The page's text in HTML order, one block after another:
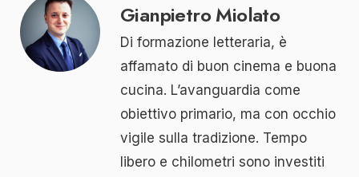
Gianpietro Miolato
Di formazione letteraria, è
affamato di buon cinema e buona
cucina. L’avanguardia come
obiettivo primario, ma con occhio
vigile sulla tradizione. Tempo
libero e chilometri sono investiti